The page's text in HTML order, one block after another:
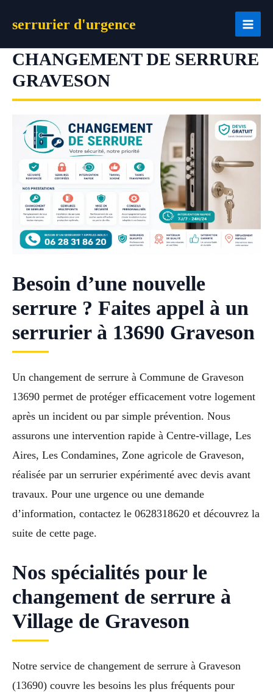
serrurier d'urgence
CHANGEMENT DE SERRURE
GRAVESON
Besoin d’une nouvelle
serrure ? Faites appel à un
serrurier à 13690 Graveson
Un changement de serrure à Commune de Graveson
13690 permet de protéger efficacement votre logement
après un incident ou par simple prévention. Nous
assurons une intervention rapide à Centre-village, Les
Aires, Les Condamines, Zone agricole de Graveson,
réalisée par un serrurier expérimenté avec devis avant
travaux. Pour une urgence ou une demande
d’information, contactez le 0628318620 et découvrez la
suite de cette page.
Nos spécialités pour le
changement de serrure à
Village de Graveson
Notre service de changement de serrure à Graveson
(13690) couvre les besoins les plus fréquents pour